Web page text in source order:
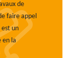
de
faire appel
est un
en la